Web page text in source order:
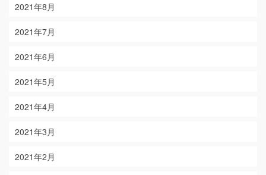
2021年8月
2021年7月
2021年6月
2021年5月
2021年4月
2021年3月
2021年2月